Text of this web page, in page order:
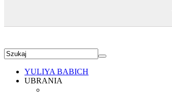
YULIYA BABICH
UBRANIA